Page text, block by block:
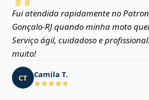
Fui atendida rapidamente no
Gonçalo‑RJ quando minha moto
Serviço ágil, cuidadoso e
muito!
CT Camila T.